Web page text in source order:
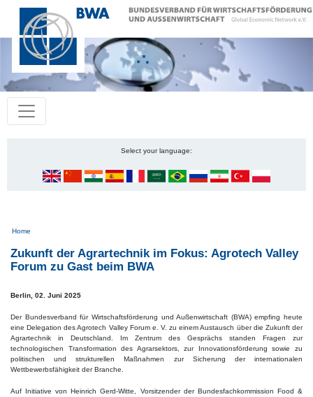
Select your language:
Pfadnavigation
Home
Zukunft der Agrartechnik im Fokus: Agrotech Valley
Forum zu Gast beim BWA
Berlin, 02. Juni 2025
Der Bundesverband für Wirtschaftsförderung und Außenwirtschaft (BWA) empfing heute
eine Delegation des Agrotech Valley Forum e. V. zu einem Austausch über die Zukunft der
Agrartechnik in Deutschland. Im Zentrum des Gesprächs standen Fragen zur
technologischen Transformation des Agrarsektors, zur Innovationsförderung sowie zu
politischen und strukturellen Maßnahmen zur Sicherung der internationalen
Wettbewerbsfähigkeit der Branche.
Auf Initiative von Heinrich Gerd-Witte, Vorsitzender der Bundesfachkommission Food &